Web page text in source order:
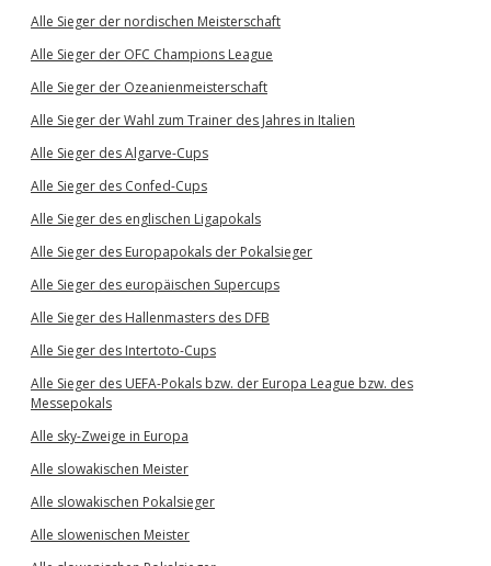
Alle Sieger der nordischen Meisterschaft
Alle Sieger der OFC Champions League
Alle Sieger der Ozeanienmeisterschaft
Alle Sieger der Wahl zum Trainer des Jahres in Italien
Alle Sieger des Algarve-Cups
Alle Sieger des Confed-Cups
Alle Sieger des englischen Ligapokals
Alle Sieger des Europapokals der Pokalsieger
Alle Sieger des europäischen Supercups
Alle Sieger des Hallenmasters des DFB
Alle Sieger des Intertoto-Cups
Alle Sieger des UEFA-Pokals bzw. der Europa League bzw. des
Messepokals
Alle sky-Zweige in Europa
Alle slowakischen Meister
Alle slowakischen Pokalsieger
Alle slowenischen Meister